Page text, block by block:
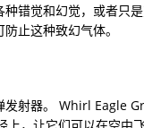
种错觉和幻觉，或者只
止这种致幻气体。
发射器。 Whirl Eagle